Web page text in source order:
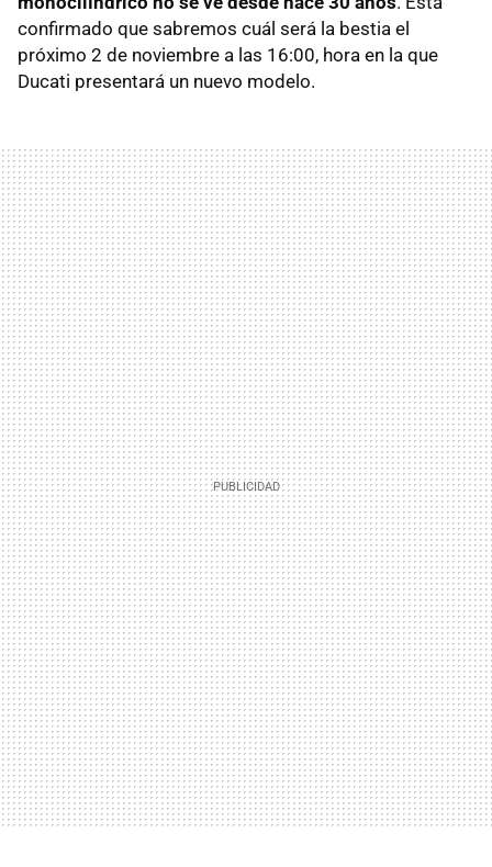
confirmado que sabremos cuál será la bestia el
próximo 2 de noviembre a las 16:00, hora en la que
Ducati presentará un nuevo modelo.